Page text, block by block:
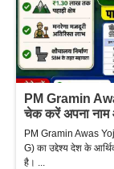
PM Gramin
चेक करें अपना नाम
PM Gramin Awas
G) का उद्देश्य देश के
है। ...